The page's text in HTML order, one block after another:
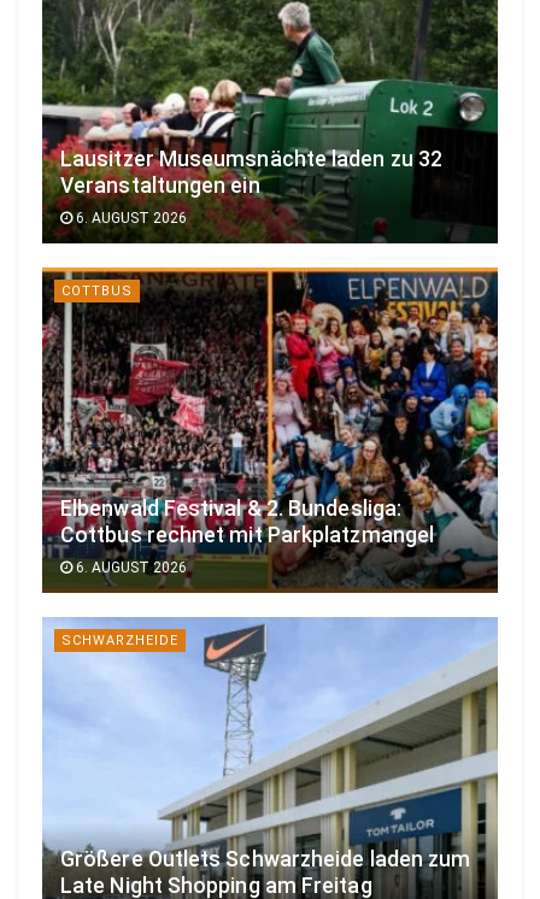
Lausitzer Museumsnächte laden zu 32
Veranstaltungen ein
6. AUGUST 2026
COTTBUS
Elbenwald Festival & 2. Bundesliga:
Cottbus rechnet mit Parkplatzmangel
6. AUGUST 2026
SCHWARZHEIDE
Größere Outlets Schwarzheide laden zum
Late Night Shopping am Freitag